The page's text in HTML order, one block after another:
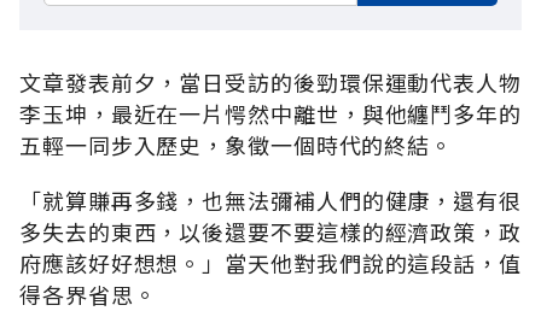
文章發表前夕，當日受訪的後勁環保運動代表人物
李玉坤，最近在一片愕然中離世，與他纏鬥多年的
五輕一同步入歷史，象徵一個時代的終結。
「就算賺再多錢，也無法彌補人們的健康，還有很
多失去的東西，以後還要不要這樣的經濟政策，政
府應該好好想想。」當天他對我們說的這段話，值
得各界省思。